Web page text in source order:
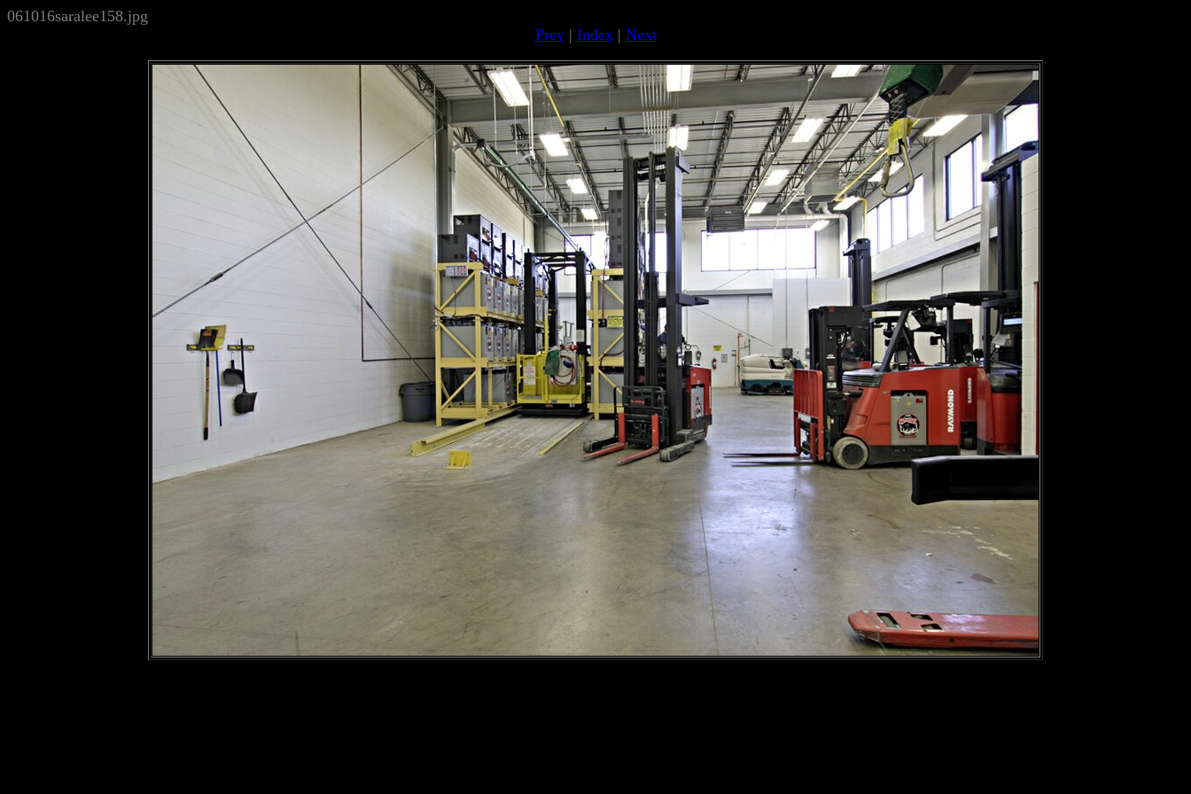
061016saralee158.jpg
Prev| Index| Next